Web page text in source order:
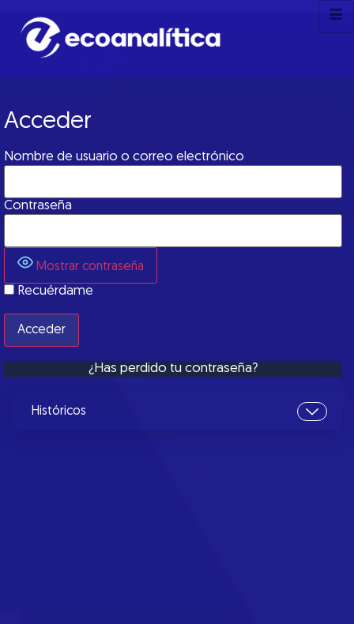
Acceder
Nombre de usuario o correo electrónico
Contraseña
Mostrar contraseña
Recuérdame
¿Has perdido tu contraseña?
Históricos